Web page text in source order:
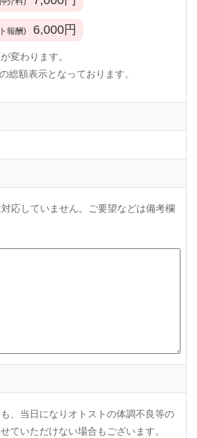
報酬) 6,000円
変わります。
総額表示となっております。
応していません。ご要望などは備考欄
、当日になりオトストの体調不良等の
ていただけない場合もございます。